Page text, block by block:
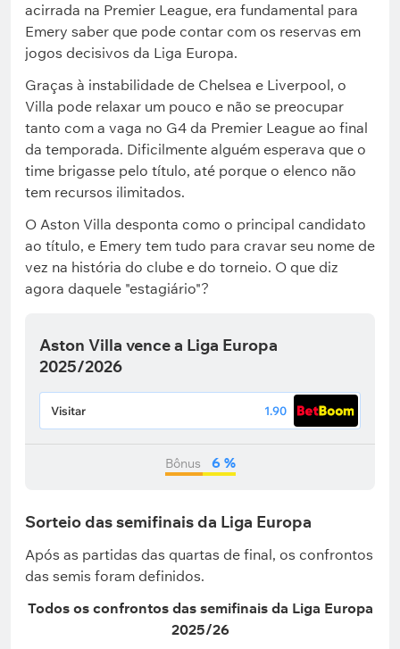
acirrada na Premier League, era fundamental para
Emery saber que pode contar com os reservas em
jogos decisivos da Liga Europa.
Graças à instabilidade de Chelsea e Liverpool, o
Villa pode relaxar um pouco e não se preocupar
tanto com a vaga no G4 da Premier League ao final
da temporada. Dificilmente alguém esperava que o
time brigasse pelo título, até porque o elenco não
tem recursos ilimitados.
O Aston Villa desponta como o principal candidato
ao título, e Emery tem tudo para cravar seu nome de
vez na história do clube e do torneio. O que diz
agora daquele "estagiário"?
Aston Villa vence a Liga Europa
2025/2026
Bônus 6 %
Visitar 1.90
Sorteio das semifinais da Liga Europa
Após as partidas das quartas de final, os confrontos
das semis foram definidos.
Todos os confrontos das semifinais da Liga Europa
2025/26